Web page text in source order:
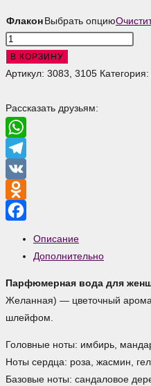
ФлаконВыбрать опцию
Количество
товара
Desirable
вода
для
женщин
В КОРЗИНУ
Артикул: 3083, 3105 Категория:
Рассказать друзьям:
WhatsApp
Telegram
VK
Odnoklassniki
Описание
Дополнительно
Парфюмерная вода для
Желанная) — цветочный
шлейфом.
Головные ноты: имбирь,
Ноты сердца: роза, жасмин,
Базовые ноты: сандаловое